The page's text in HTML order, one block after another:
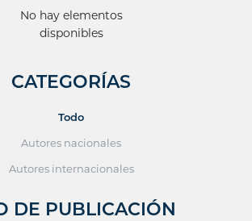
No hay elementos
disponibles
CATEGORÍAS
Todo
Autores nacionales
Autores internacionales
DE PUBLICACIÓN